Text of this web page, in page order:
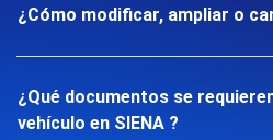
¿Cómo modificar, ampliar o
¿Qué documentos se
vehículo en SIENA ?